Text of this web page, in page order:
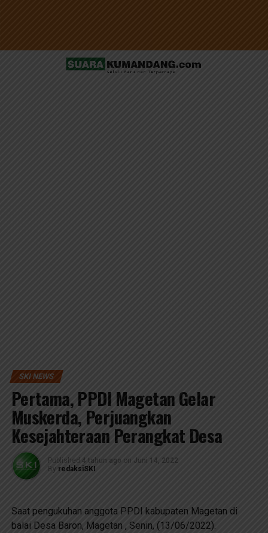
SKI NEWS
Pertama, PPDI Magetan Gelar
Muskerda, Perjuangkan
Kesejahteraan Perangkat Desa
Published 4 tahun ago on Juni 14, 2022
By redaksiSKI
Saat pengukuhan anggota PPDI kabupaten Magetan di
balai Desa Baron, Magetan , Senin, (13/06/2022).